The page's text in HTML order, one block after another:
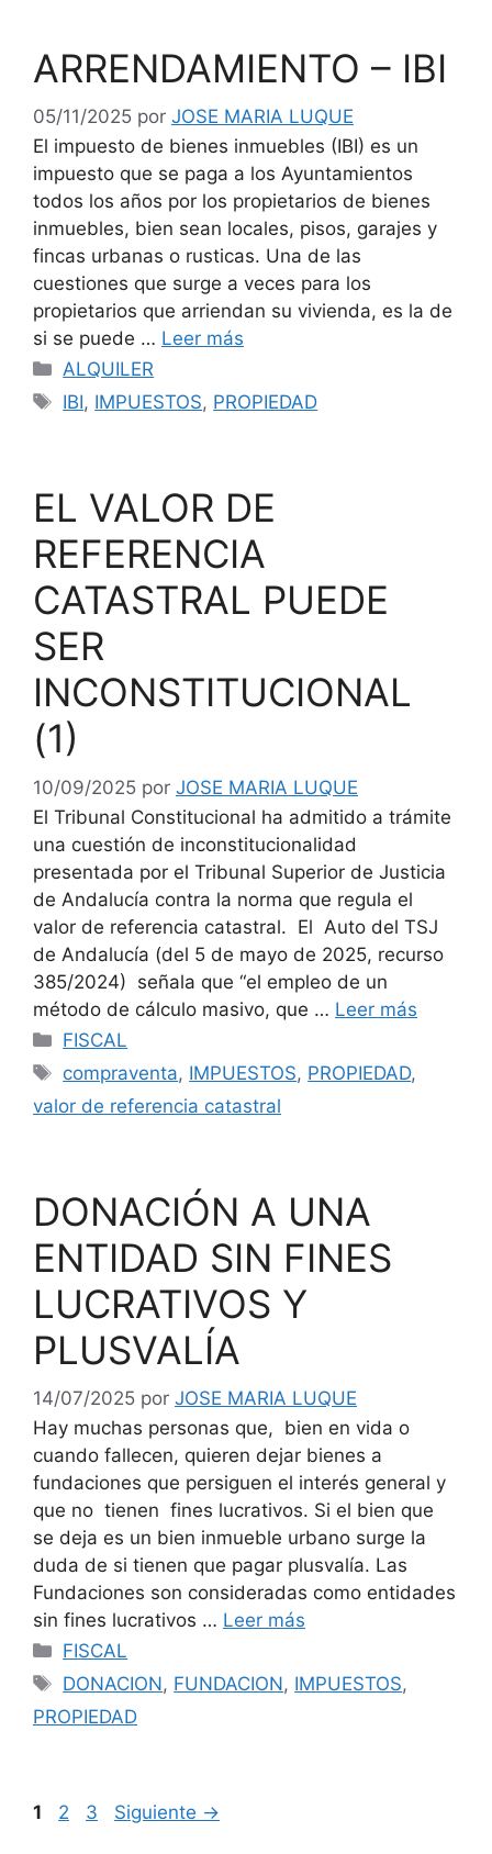
ARRENDAMIENTO – IBI
05/11/2025 por JOSE MARIA LUQUE
El impuesto de bienes inmuebles (IBI) es un
impuesto que se paga a los Ayuntamientos
todos los años por los propietarios de bienes
inmuebles, bien sean locales, pisos, garajes y
fincas urbanas o rusticas. Una de las
cuestiones que surge a veces para los
propietarios que arriendan su vivienda, es la de
si se puede … Leer más
Categorías
ALQUILER
Etiquetas
IBI, IMPUESTOS, PROPIEDAD
EL VALOR DE
REFERENCIA
CATASTRAL PUEDE
SER
INCONSTITUCIONAL
(1)
10/09/2025 por JOSE MARIA LUQUE
El Tribunal Constitucional ha admitido a trámite
una cuestión de inconstitucionalidad
presentada por el Tribunal Superior de Justicia
de Andalucía contra la norma que regula el
valor de referencia catastral. El Auto del TSJ
de Andalucía (del 5 de mayo de 2025, recurso
385/2024) señala que “el empleo de un
método de cálculo masivo, que … Leer más
Categorías
FISCAL
Etiquetas
compraventa, IMPUESTOS, PROPIEDAD,
valor de referencia catastral
DONACIÓN A UNA
ENTIDAD SIN FINES
LUCRATIVOS Y
PLUSVALÍA
14/07/2025 por JOSE MARIA LUQUE
Hay muchas personas que, bien en vida o
cuando fallecen, quieren dejar bienes a
fundaciones que persiguen el interés general y
que no tienen fines lucrativos. Si el bien que
se deja es un bien inmueble urbano surge la
duda de si tienen que pagar plusvalía. Las
Fundaciones son consideradas como entidades
sin fines lucrativos … Leer más
Categorías
FISCAL
Etiquetas
DONACION, FUNDACION, IMPUESTOS,
PROPIEDAD
Página
1 Página
2 Página
3 Siguiente →